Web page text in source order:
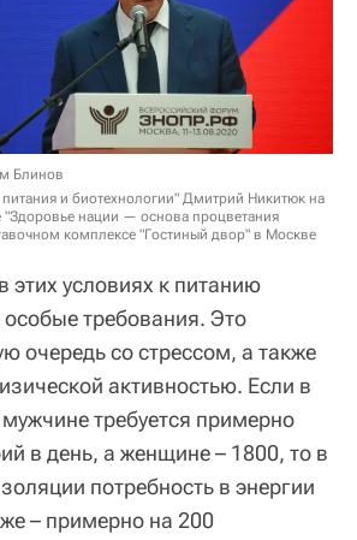
Блинов
и биотехнологии" Дмитрий Никитюк на
нации — основа процветания
комплексе "Гостиный двор" в Москве
этих условиях к питанию
требования. Это
очередь со стрессом, а также
активностью. Если в
требуется примерно
в день, а женщине – 1800, то в
потребность в энергии
– примерно на 200